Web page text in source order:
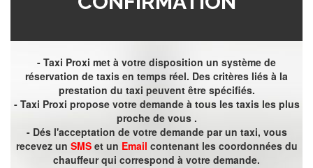
- Taxi Proxi met à votre disposition un système de
réservation de taxis en temps réel. Des critères liés à la
prestation du taxi peuvent être spécifiés.
- Taxi Proxi propose votre demande à tous les taxis les plus
proche de vous .
- Dés l'acceptation de votre demande par un taxi, vous
recevez un SMSet un Email contenant les coordonnées du
chauffeur qui correspond à votre demande.